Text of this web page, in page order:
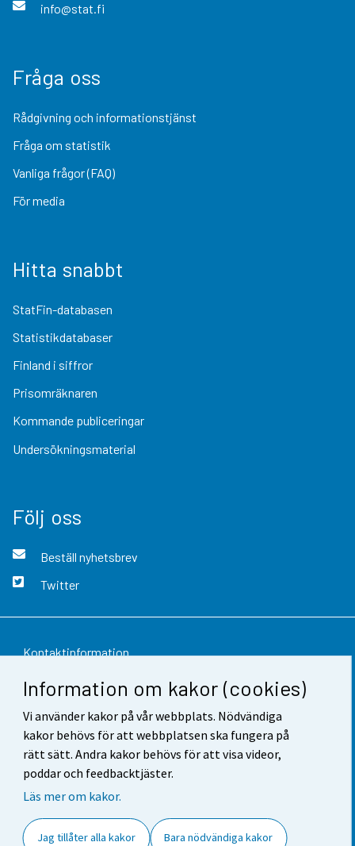
Information om kakor (cookies)
Vi använder kakor på vår webbplats. Nödvändiga
kakor behövs för att webbplatsen ska fungera på
rätt sätt. Andra kakor behövs för att visa videor,
poddar och feedbacktjäster.
Läs mer om kakor.
Jag tillåter alla kakor Bara nödvändiga kakor
info@stat.fi
Fråga oss
Rådgivning och informationstjänst
Fråga om statistik
Vanliga frågor (FAQ)
För media
Hitta snabbt
StatFin-databasen
Statistikdatabaser
Finland i siffror
Prisomräknaren
Kommande publiceringar
Undersökningsmaterial
Följ oss
Beställ nyhetsbrev
Twitter
Kontaktinformation
Respons
Användarvillkor
Dataskydd
Tillgänglighet
Cookie-inställningar